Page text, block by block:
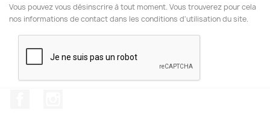
Vous pouvez vous désinscrire à tout moment. Vous trouverez pour cela
nos informations de contact dans les conditions d'utilisation du site.